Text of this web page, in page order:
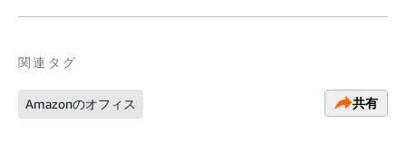
関連タグ
Amazonのオフィス 共有